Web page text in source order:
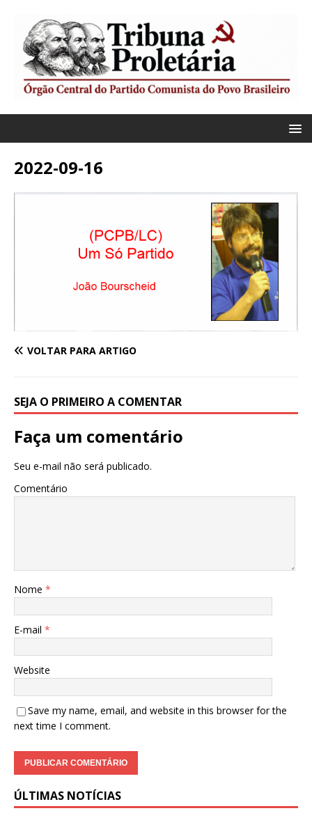
2022-09-16
VOLTAR PARA ARTIGO
SEJA O PRIMEIRO A COMENTAR
Faça um comentário
Seu e-mail não será publicado.
Comentário
Nome *
E-mail *
Website
Save my name, email, and website in this browser for the
next time I comment.
ÚLTIMAS NOTÍCIAS